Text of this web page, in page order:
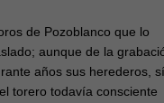
de Pozoblanco que lo
aunque de la
años sus herederos,
torero todavía consciente